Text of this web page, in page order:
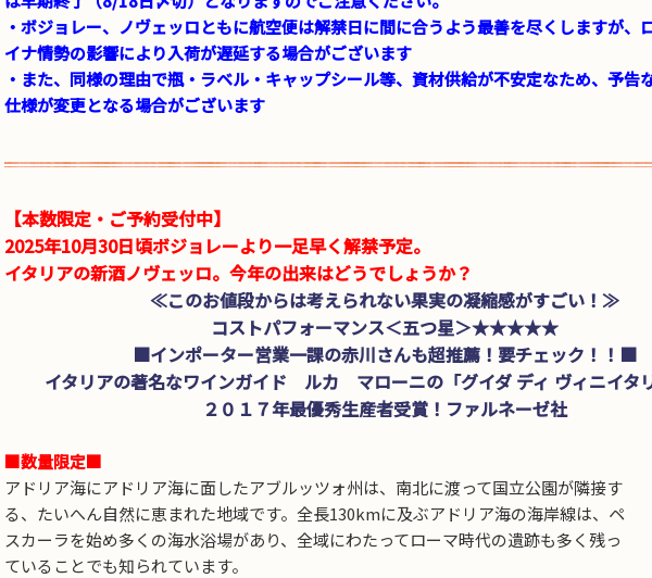
・ボジョレー、ノヴェッロともに航空便は解禁日に間に合うよう最善を尽くしますが、
イナ情勢の影響により入荷が遅延する場合がございます
・また、同様の理由で瓶・ラベル・キャップシール等、資材供給が不安定なため、予告
仕様が変更となる場合がございます
【本数限定・ご予約受付中】
2025年10月30日頃ボジョレーより一足早く解禁予定。
イタリアの新酒ノヴェッロ。今年の出来はどうでしょうか？
≪このお値段からは考えられない果実の凝縮感がすごい！≫
コストパフォーマンス＜五つ星＞★★★★★
■インポーター営業一課の赤川さんも超推薦！要チェック！！■
イタリアの著名なワインガイド ルカ マローニの「グイダ ディ ヴィニイタリ
２０１７年最優秀生産者受賞！ファルネーゼ社
■数量限定■
アドリア海にアドリア海に面したアブルッツォ州は、南北に渡って国立公園が隣接す
る、たいへん自然に恵まれた地域です。全長130kmに及ぶアドリア海の海岸線は、ペ
スカーラを始め多くの海水浴場があり、全域にわたってローマ時代の遺跡も多く残っ
ていることでも知られています。